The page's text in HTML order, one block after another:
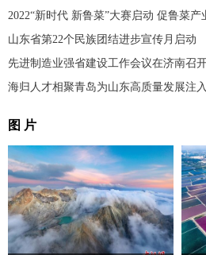
2022“新时代 新鲁菜”大赛启动 促鲁菜产
山东省第22个民族团结进步宣传月启动
先进制造业强省建设工作会议在济南召
海归人才相聚青岛为山东高质量发展注
图 片